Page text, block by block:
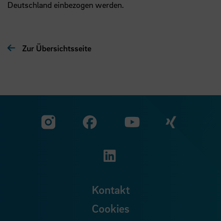
Deutschland einbezogen werden.
Zur Übersichtsseite
Zu unserer Facebook
Zu
Zu unserer
Kontakt
Cookies